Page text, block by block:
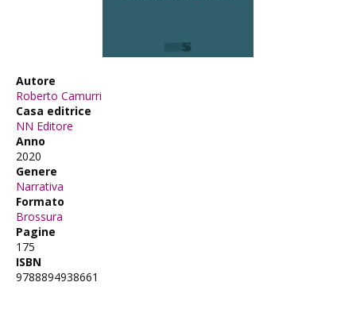
Autore
Roberto Camurri
Casa editrice
NN Editore
Anno
2020
Genere
Narrativa
Formato
Brossura
Pagine
175
ISBN
9788894938661